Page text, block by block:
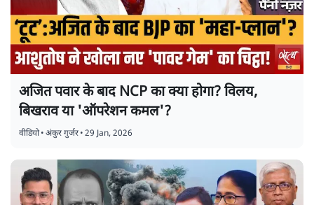
अजित पवार के बाद NCP का क्या होगा? विलय,
बिखराव या 'ऑपरेशन कमल'?
वीडियो•अंकुर गुर्जर•29 Jan, 2026